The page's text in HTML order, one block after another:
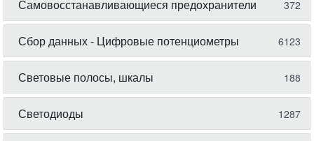
Самовосстанавливающиеся предохранители 372
Сбор данных - Цифровые потенциометры 6123
Световые полосы, шкалы 188
Светодиоды 1287